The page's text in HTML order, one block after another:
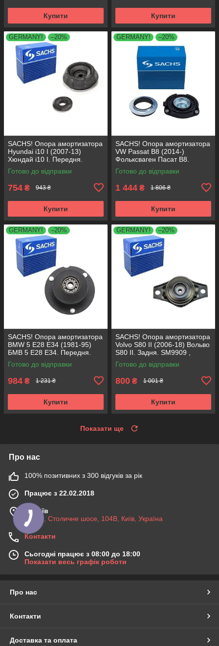
Купити Купити
GERMANY! –20%
SACHS! Опора амортизатора
Hyundai i10 I (2007-13)
Хюндай i10 I. Передня.
SM5818 , 801063 , KB689.27 ,
VKDA88511
Готово до відправки
754 ₴ 943 ₴
Купити
GERMANY! –20%
SACHS! Опора амортизатора
VW Passat B8 (2014-)
Фольксваген Пасат B8.
Передня. 803024 , KB657.27 ,
VKDA35167
Готово до відправки
1 444 ₴ 1 806 ₴
Купити
GERMANY! –20%
SACHS! Опора амортизатора
BMW 5 E28 E34 (1981-95)
БМВ 5 Е28 Е34. Передня.
SM1000 , 803151 , KB650.00 ,
VKDC35801
Готово до відправки
984 ₴ 1 231 ₴
Купити
GERMANY! –20%
SACHS! Опора амортизатора
Volvo S80 II (2006-18) Вольво
S80 II. Задня. SM9909 ,
802416 , KB952.10 ,
VKDA40436
Готово до відправки
800 ₴ 1 001 ₴
Купити
Показати ще
Про нас
100% позитивних з 300 відгуків за рік
Працює з 22.02.2018
м. Київ
03045, Столичне шосе, 104B, Київ, Україна
Контакти
Сьогодні працює з 08:00 до 18:00
Показати весь графік роботи
Про нас
Контакти
Доставка та оплата